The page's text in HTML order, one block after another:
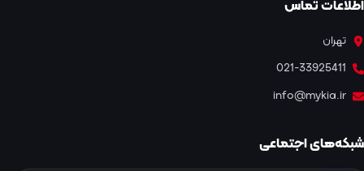
اطلاعات تماس
تهران
021-33925411
info@mykia.ir
شبکه‌های اجتماعی